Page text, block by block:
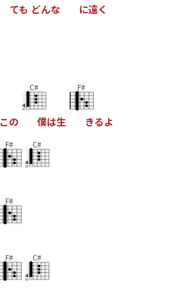
ても どんな に遠く
この
C#
僕は生
F#
きるよ
F# C#
F#
F# C#